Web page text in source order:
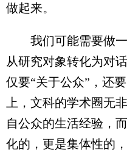
做起来。
我们可能需要做一
从研究对象转化为对
仅要“关于公众”，还
上，文科的学术圈无
自公众的生活经验，
化的，更是集体性的